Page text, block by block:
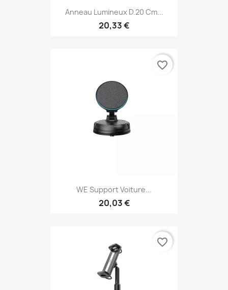
Anneau Lumineux D.20 Cm...
20,33 €
WE Support Voiture...
20,03 €
favorite_border
favorite_border